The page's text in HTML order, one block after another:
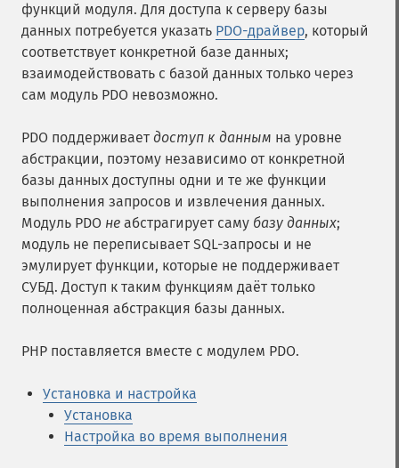
функций модуля. Для доступа к серверу базы
данных потребуется указать PDO-драйвер, который
соответствует конкретной базе данных;
взаимодействовать с базой данных только через
сам модуль PDO невозможно.
PDO поддерживает доступ к данным на уровне
абстракции, поэтому независимо от конкретной
базы данных доступны одни и те же функции
выполнения запросов и извлечения данных.
Модуль PDO не абстрагирует саму базу данных;
модуль не переписывает SQL-запросы и не
эмулирует функции, которые не поддерживает
СУБД. Доступ к таким функциям даёт только
полноценная абстракция базы данных.
PHP поставляется вместе с модулем PDO.
Установка и настройка
Установка
Настройка во время выполнения